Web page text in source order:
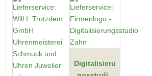
Digitalisieru